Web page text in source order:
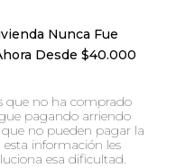
Nunca Fue
Desde $40.000
que no ha comprado
pagando arriendo
no pueden pagar la
esta información les
esa dificultad.